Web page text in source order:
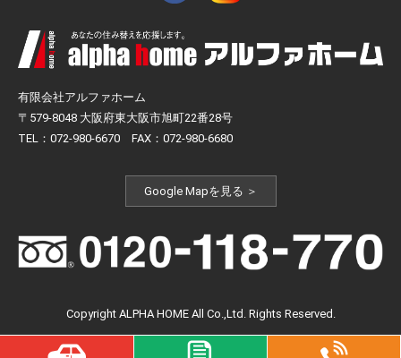
有限会社アルファホーム
〒579-8048 大阪府東大阪市旭町22番28号
TEL：072-980-6670 FAX：072-980-6680
Google Mapを見る ＞
Copyright ALPHA HOME All Co.,Ltd. Rights Reserved.